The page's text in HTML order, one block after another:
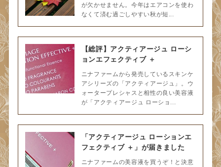
が欠かせません。今年はエアコンを使わ
なくて済む過ごしやすい秋が短...
【総評】アクティアージュ ローシ
ョンエフェクティブ ＋
ニナファームから発売しているスキンケ
アシリーズの「アクティアージュ」。ウ
ォータープレシャスと相性の良い美容液
が「アクティアージュ ローショ...
「アクティアージュ ローションエ
フェクティブ ＋」が届きました
ニナファームの美容液を買うぞ！と決意